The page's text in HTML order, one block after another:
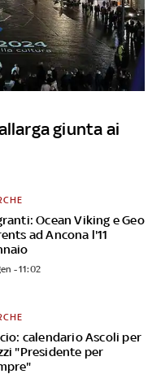
giunta ai
Ocean Viking e Geo
ad Ancona l'11
- 11:02
calendario Ascoli per
"Presidente per